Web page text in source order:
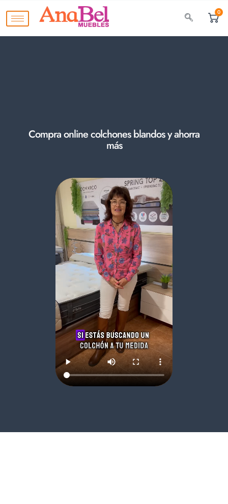
0
Compra online colchones blandos y ahorra
más